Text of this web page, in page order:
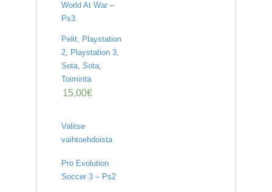
World At War –
Ps3
Pelit, Playstation
2, Playstation 3,
Sota, Sota,
Toiminta
15,00€
Valitse
vaihtoehdoista
Pro Evolution
Soccer 3 – Ps2